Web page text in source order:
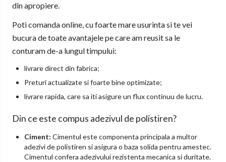
din apropiere.
Poti comanda online, cu foarte mare usurinta si te vei
bucura de toate avantajele pe care am reusit sa le
conturam de-a lungul timpului:
livrare direct din fabrica;
Preturi actualizate si foarte bine optimizate;
livrare rapida, care sa iti asigure un flux continuu de lucru.
Din ce este compus adezivul de polistiren?
Ciment: Cimentul este componenta principala a multor
adezivi de polistiren si asigura o baza solida pentru amestec.
Cimentul confera adezivului rezistenta mecanica si duritate.